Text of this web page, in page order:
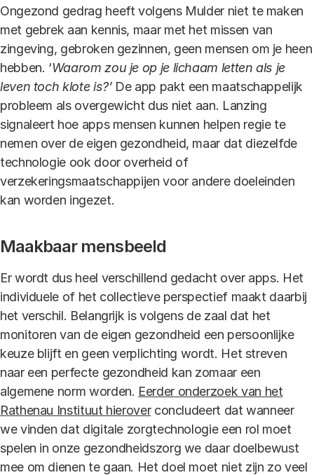
Ongezond gedrag heeft volgens Mulder niet te maken
met gebrek aan kennis, maar met het missen van
zingeving, gebroken gezinnen, geen mensen om je heen
hebben. ‘Waarom zou je op je lichaam letten als je
leven toch klote is?’De app pakt een maatschappelijk
probleem als overgewicht dus niet aan. Lanzing
signaleert hoe apps mensen kunnen helpen regie te
nemen over de eigen gezondheid, maar dat diezelfde
technologie ook door overheid of
verzekeringsmaatschappijen voor andere doeleinden
kan worden ingezet.
Maakbaar mensbeeld
Er wordt dus heel verschillend gedacht over apps. Het
individuele of het collectieve perspectief maakt daarbij
het verschil. Belangrijk is volgens de zaal dat het
monitoren van de eigen gezondheid een persoonlijke
keuze blijft en geen verplichting wordt. Het streven
naar een perfecte gezondheid kan zomaar een
algemene norm worden. Eerder onderzoek van het
Rathenau Instituut hieroverconcludeert dat wanneer
we vinden dat digitale zorgtechnologie een rol moet
spelen in onze gezondheidszorg we daar doelbewust
mee om dienen te gaan. Het doel moet niet zijn zo veel